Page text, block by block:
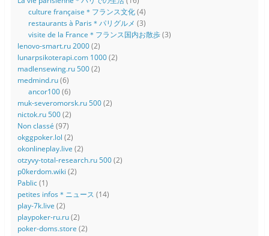
culture française＊フランス文化(4)
restaurants à Paris＊パリグルメ (3)
visite de la France＊フランス国内お散歩(3)
lenovo-smart.ru 2000(2)
lunarpsikoterapi.com 1000(2)
madlensewing.ru 500(2)
medmind.ru(6)
ancor100(6)
muk-severomorsk.ru 500(2)
nictok.ru 500(2)
Non classé (97)
okggpoker.lol (2)
okonlineplay.live (2)
otzyvy-total-research.ru 500(2)
p0kerdom.wiki (2)
Pablic(1)
petites infos＊ニュース (14)
play-7k.live (2)
playpoker-ru.ru(2)
poker-doms.store (2)